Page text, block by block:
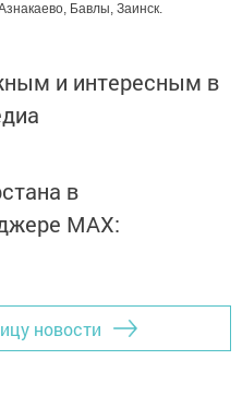
Бавлы, Заинск.
и интересным в
в
MАХ:
новости